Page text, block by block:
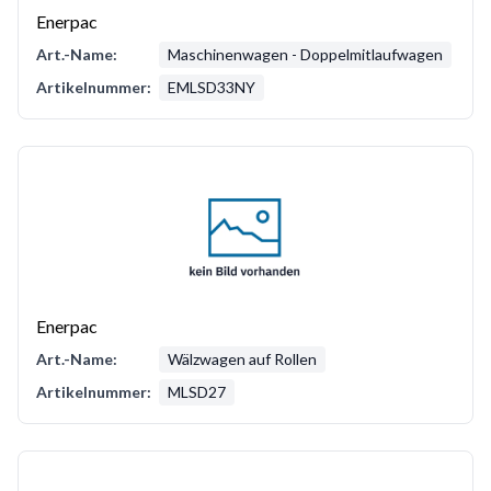
Enerpac
Art.-Name:
Maschinenwagen - Doppelmitlaufwagen
Artikelnummer:
EMLSD33NY
Enerpac
Art.-Name:
Wälzwagen auf Rollen
Artikelnummer:
MLSD27